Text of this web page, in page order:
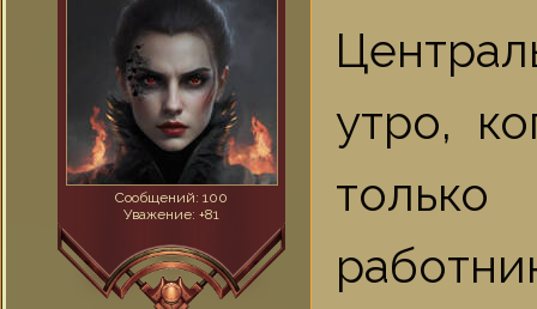
Сообщений: 100
Уважение: +81
утро,